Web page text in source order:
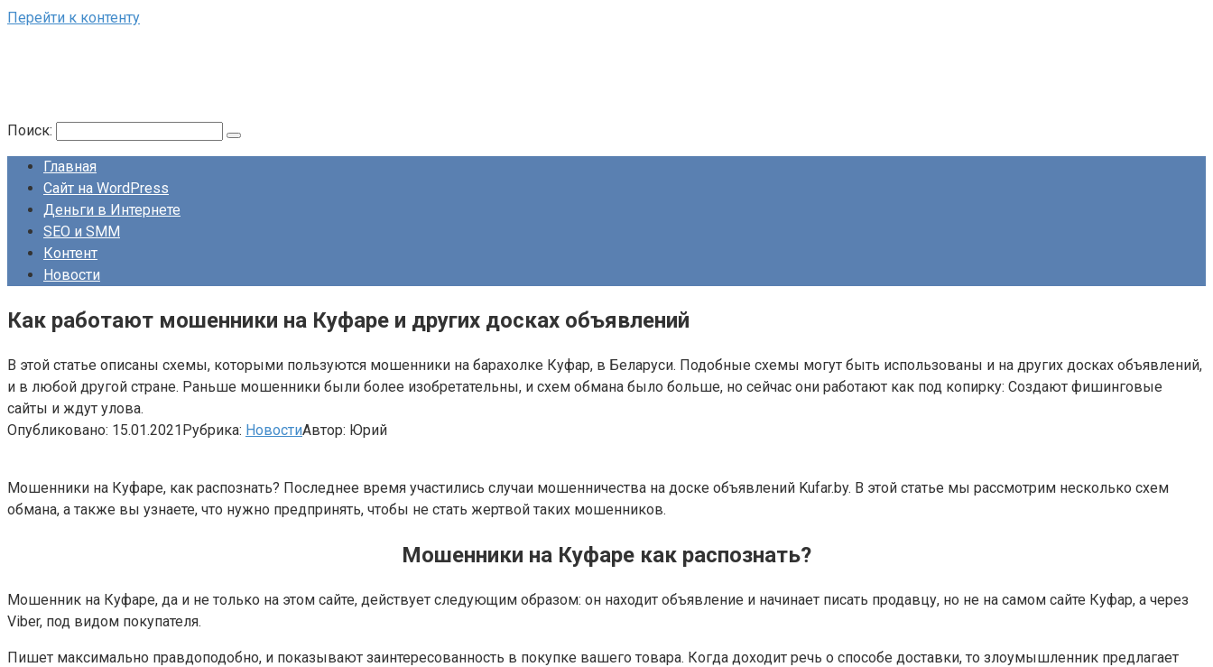
Перейти к контенту
Поиск:
Главная
Сайт на WordPress
Деньги в Интернете
SEO и SMM
Контент
Новости
Как работают мошенники на Куфаре и других досках объявлений
В этой статье описаны схемы, которыми пользуются мошенники на барахолке Куфар, в Беларуси. Подобные схемы могут быть использованы и на других досках объявлений,
и в любой другой стране. Раньше мошенники были более изобретательны, и схем обмана было больше, но сейчас они работают как под копирку: Создают фишинговые
сайты и ждут улова.
Опубликовано: 15.01.2021Рубрика: НовостиАвтор: Юрий
Мошенники на Куфаре, как распознать? Последнее время участились случаи мошенничества на доске объявлений Kufar.by. В этой статье мы рассмотрим несколько схем
обмана, а также вы узнаете, что нужно предпринять, чтобы не стать жертвой таких мошенников.
Мошенники на Куфаре как распознать?
Мошенник на Куфаре, да и не только на этом сайте, действует следующим образом: он находит объявление и начинает писать продавцу, но не на самом сайте Куфар, а через
Viber, под видом покупателя.
Пишет максимально правдоподобно, и показывают заинтересованность в покупке вашего товара. Когда доходит речь о способе доставки, то злоумышленник предлагает